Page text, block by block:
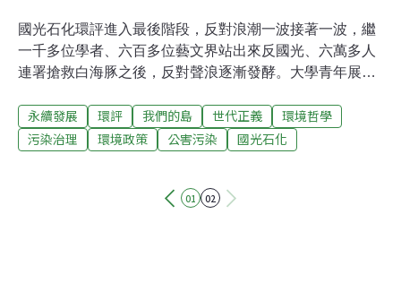
國光石化環評進入最後階段，反對浪潮一波接著一波，繼
一千多位學者、六百多位藝文界站出來反國光、六萬多人
連署搶救白海豚之後，反對聲浪逐漸發酵。大學青年展開
議，小朋友也不斷寄明信片給總統，希望總統把美好的彰
化溼地留給他們，彰化高中黃靖順說：「我們有權利決定
二次，有的是第三次。白髮蒼蒼的老人家這般折騰的上街
永續發展 環評 我們的島 世代正義
環境哲學
污染治理
環境政策 公害污染 國光石化
01 02